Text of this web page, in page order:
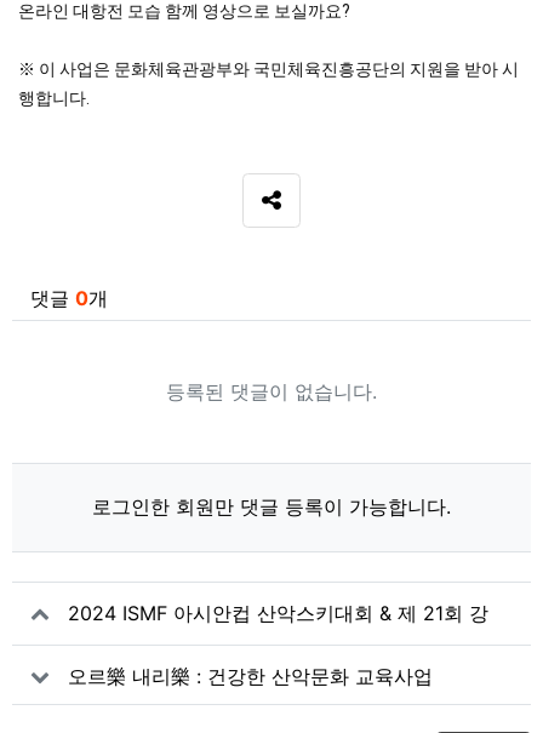
온라인 대항전 모습 함께 영상으로 보실까요?
※ 이 사업은 문화체육관광부와 국민체육진흥공단의 지원을 받아 시
행합니다.
SNS 공유
댓글 0개
등록된 댓글이 없습니다.
로그인한 회원만 댓글 등록이 가능합니다.
2024 ISMF 아시안컵 산악스키대회 & 제 21회 강
원특별자치도지사배 전국 산악스키대회
오르樂 내리樂 : 건강한 산악문화 교육사업